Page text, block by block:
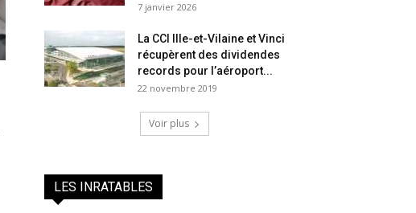
7 janvier 2026
La CCI Ille-et-Vilaine et Vinci
récupèrent des dividendes
records pour l’aéroport...
22 novembre 2019
Voir plus
LES INRATABLES